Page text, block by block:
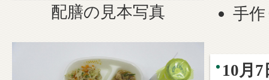
配膳の見本写真
手
10月7